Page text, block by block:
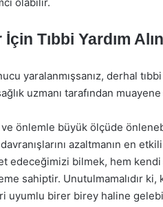
Tıbbi Yardım Alın
yaralanmışsanız, derhal
uzmanı tarafından
ve önlemle büyük ölçüde
azaltmanın en etkili
edeceğimizi bilmek, hem
sahiptir. Unutulmamalıdır ki,
uyumlu birer birey haline